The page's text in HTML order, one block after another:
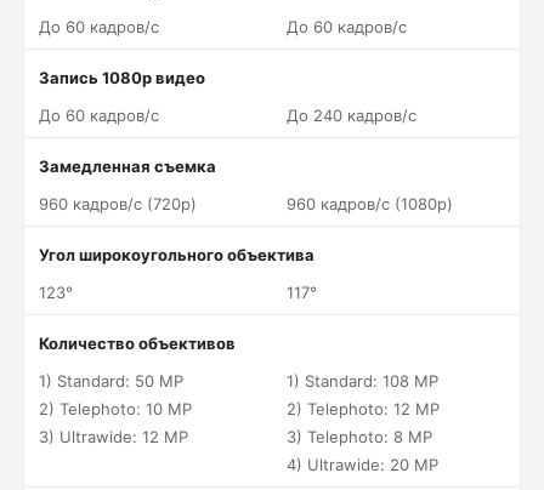
До 60 кадров/c
До 60 кадров/c
Запись 1080p видео
До 60 кадров/c
До 240 кадров/c
Замедленная съемка
960 кадров/c (720p)
960 кадров/c (1080p)
Угол широкоугольного объектива
123°
117°
Количество объективов
1) Standard: 50 MP
2) Telephoto: 10 MP
3) Ultrawide: 12 MP
1) Standard: 108 MP
2) Telephoto: 12 MP
3) Telephoto: 8 MP
4) Ultrawide: 20 MP